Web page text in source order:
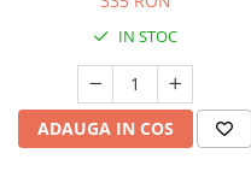
IN STOC
ADAUGA IN COS